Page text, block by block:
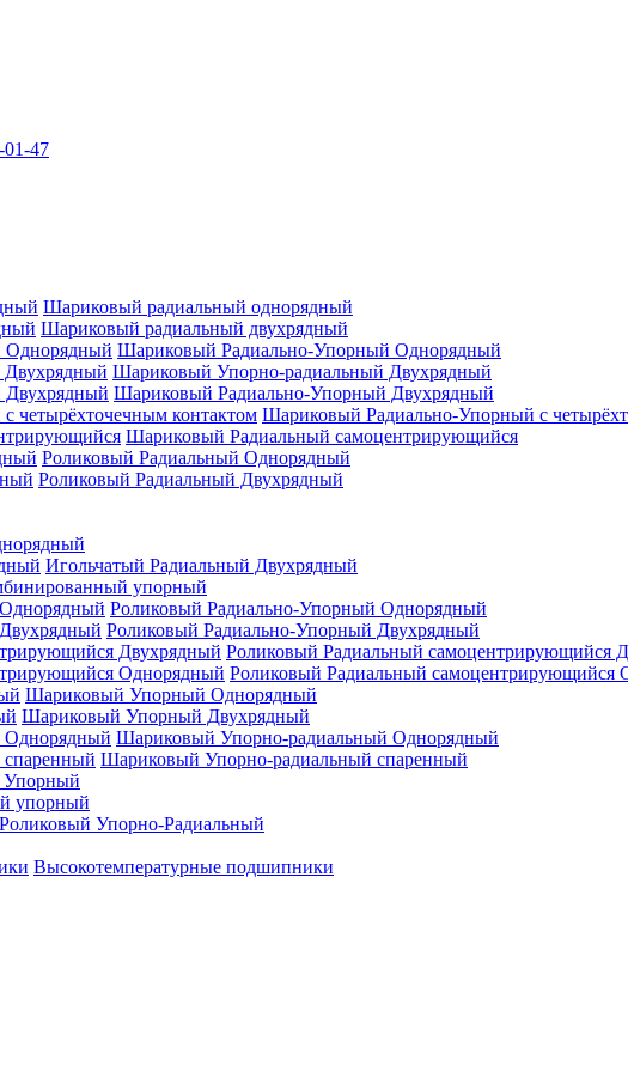
01-47
Шариковый радиальный однорядный
Шариковый радиальный двухрядный
Шариковый Радиально-Упорный Однорядный
Шариковый Упорно-радиальный Двухрядный
Шариковый Радиально-Упорный Двухрядный
Шариковый Радиально-Упорный с
Шариковый Радиальный самоцентрирующийся
Роликовый Радиальный Однорядный
Роликовый Радиальный Двухрядный
Игольчатый Радиальный Двухрядный
упорный
Роликовый Радиально-Упорный Однорядный
Роликовый Радиально-Упорный Двухрядный
Роликовый Радиальный самоцентрирующийся
Роликовый Радиальный самоцентрирующийся
Шариковый Упорный Однорядный
Шариковый Упорный Двухрядный
Шариковый Упорно-радиальный Однорядный
Шариковый Упорно-радиальный спаренный
Упорный
упорный
Роликовый Упорно-Радиальный
Высокотемпературные подшипники